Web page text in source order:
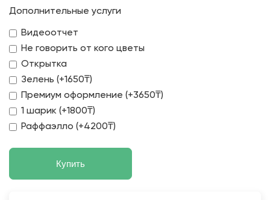
Дополнительные услуги
Видеоотчет
Не говорить от кого цветы
Открытка
Зелень (+1650₸)
Премиум оформление (+3650₸)
1 шарик (+1800₸)
Раффаэлло (+4200₸)
Купить